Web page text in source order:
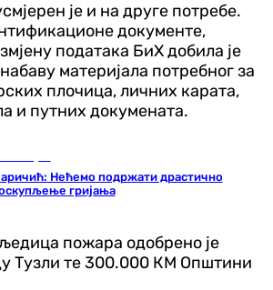
је и на друге потребе.
документе,
података БиХ добила је
материјала потребног за
плочица, личних карата,
и путних докумената.
Нећемо подржати драстично
гријања
пожара одобрено је
Тузли те 300.000 КМ Општини